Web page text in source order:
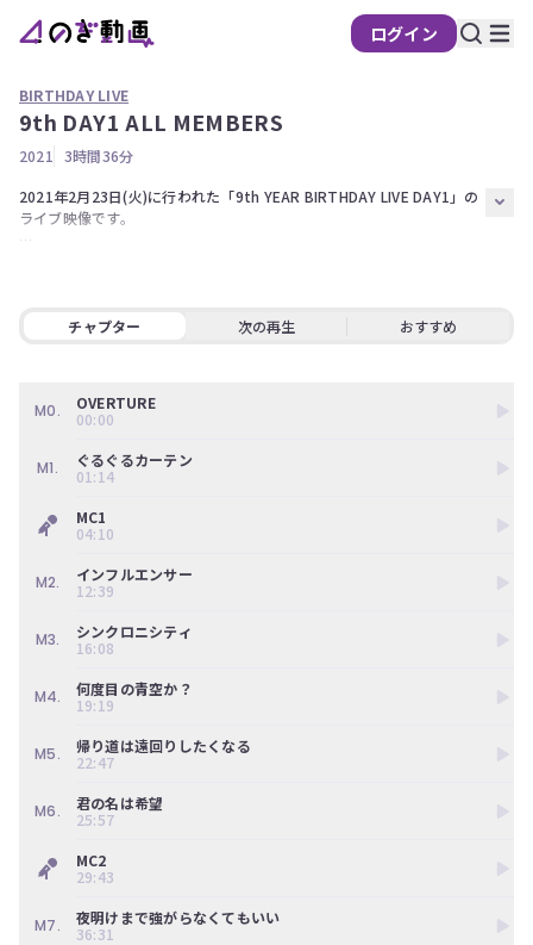
ログイン
の
動
画
BIRTHDAY LIVE
9th DAY1 ALL MEMBERS
2021 3時間36分
2021年2月23日(火)に行われた「9th YEAR BIRTHDAY LIVE DAY1」の
ライブ映像です。
北野日奈子、久保史緒里、黒見明香、齋藤飛鳥、阪口珠美、佐藤楓、佐
緒、山崎怜奈、山下美月、弓木奈於、吉田綾乃クリスティー、与田祐
希、渡辺みり愛、和田まあや
※権利の都合上、一部演目をお見せすることが出来ない場合がございま
チャプター 次の再生 おすすめ
M0.
OVERTURE
00:00
M1.
ぐるぐるカーテン
01:14
MC1
04:10
M2.
インフルエンサー
12:39
M3.
シンクロニシティ
16:08
M4.
何度目の青空か？
19:19
M5.
帰り道は遠回りしたくなる
22:47
M6.
君の名は希望
25:57
MC2
29:43
M7.
夜明けまで強がらなくてもいい
36:31